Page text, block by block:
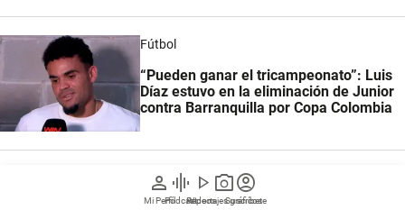
person
Mi Perfil
graphic_eq
Pódcast
play_arrow
Videos
photo_camera
Reportajes gráficos
account_circle
Suscríbete
Fútbol
“Pueden ganar el tricampeonato”: Luis
Díaz estuvo en la eliminación de Junior
contra Barranquilla por Copa Colombia
¿Cómo quedó el partido amistoso